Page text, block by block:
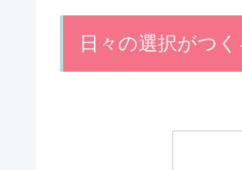
日々の選択がつ